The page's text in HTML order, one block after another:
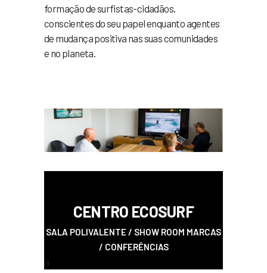
formação de surfistas-cidadãos,
conscientes do seu papel enquanto agentes
de mudança positiva nas suas comunidades
e no planeta.
CENTRO ECOSURF
SALA POLIVALENTE / SHOW ROOM MARCAS
/ CONFERÊNCIAS
a